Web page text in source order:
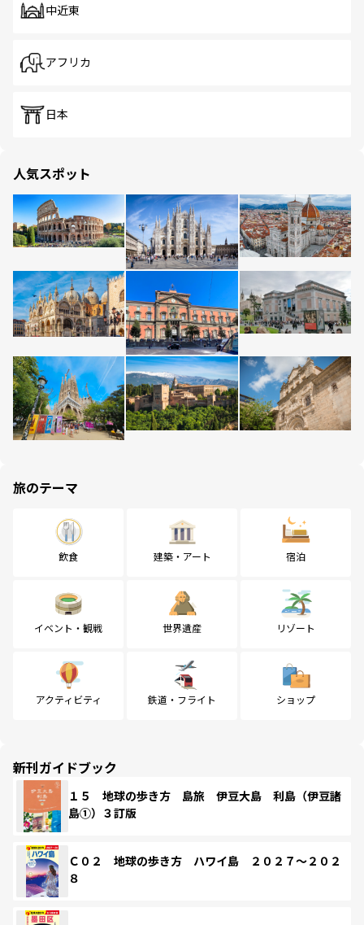
中近東
アフリカ
日本
人気スポット
旅のテーマ
飲食 建築・アート 宿泊
イベント・観戦 世界遺産 リゾート
アクティビティ 鉄道・フライト ショップ
新刊ガイドブック
１５ 地球の歩き方 島旅 伊豆大島 利島（伊豆諸
島①）３訂版
Ｃ０２ 地球の歩き方 ハワイ島 ２０２７～２０２
８